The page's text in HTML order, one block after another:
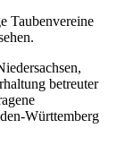
Taubenvereine
betreuter
Württemberg